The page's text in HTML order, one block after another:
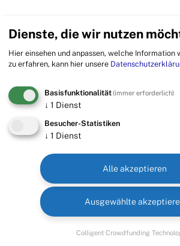
Dienste, die wir nutzen
Hier einsehen und anpassen, welche Information
zu erfahren, kann hier unsere
Basisfunktionalität(immer erforderlich)
↓ 1 Dienst
Besucher-Statistiken
↓ 1 Dienst
Ausgewählte
Alle akzeptieren
Colligent Crowdfunding